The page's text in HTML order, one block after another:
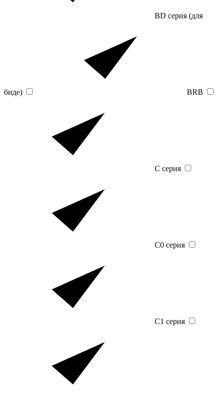
BD серия (для
биде) BRB
C серия
C0 серия
C1 серия